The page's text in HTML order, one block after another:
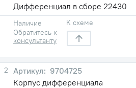
Дифференциал в сборе 22430
Наличие
Обратитесь к
консультанту
К схеме
2
9704725
Корпус дифференциала